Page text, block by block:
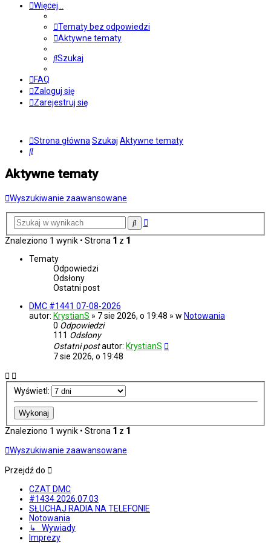
Więcej…
Tematy bez odpowiedzi
Aktywne tematy
Szukaj
FAQ
Zaloguj się
Zarejestruj się
Strona główna Szukaj Aktywne tematy
Szukaj
Aktywne tematy
Wyszukiwanie zaawansowane
SzukajWyszukiwanie
Znaleziono 1 wynik • Strona 1 z 1
Tematy
Odpowiedzi
Odsłony
Ostatni post
DMC #1441 07-08-2026
autor: KrystianS » 7 sie 2026, o 19:48 » w Notowania
0 Odpowiedzi
111 Odsłony
Ostatni postautor: KrystianS
7 sie 2026, o 19:48
Wyświetl:
Znaleziono 1 wynik • Strona 1 z 1
Wyszukiwanie zaawansowane
Przejdź do
CZAT DMC
#1434 2026.07.03
SŁUCHAJ RADIA NA TELEFONIE
Notowania
↳ Wywiady
Imprezy